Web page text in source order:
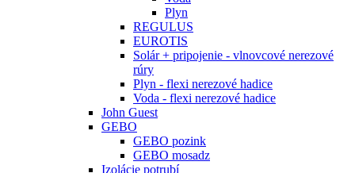
Plyn
REGULUS
EUROTIS
Solár + pripojenie - vlnovcové nerezové
rúry
Plyn - flexi nerezové hadice
Voda - flexi nerezové hadice
John Guest
GEBO
GEBO pozink
GEBO mosadz
Izolácie potrubí